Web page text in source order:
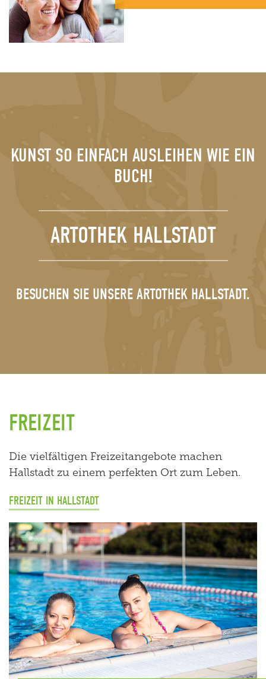
KUNST SO EINFACH AUSLEIHEN WIE EIN
BUCH!
ARTOTHEK HALLSTADT
BESUCHEN SIE UNSERE ARTOTHEK HALLSTADT.
FREIZEIT
Die vielfältigen Freizeitangebote machen
Hallstadt zu einem perfekten Ort zum Leben.
FREIZEIT IN HALLSTADT